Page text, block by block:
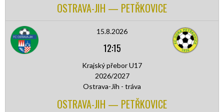
OSTRAVA-JIH — PETŘKOVICE
15.8.2026
12:15
Krajský přebor U17
2026/2027
Ostrava-Jih - tráva
OSTRAVA-JIH — PETŘKOVICE